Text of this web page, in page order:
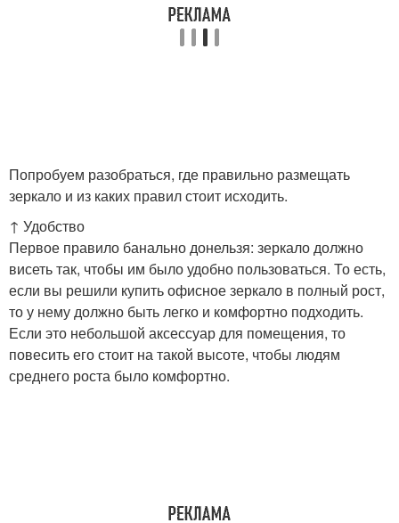
Попробуем разобраться, где правильно размещать
зеркало и из каких правил стоит исходить.
↑ Удобство
Первое правило банально донельзя: зеркало должно
висеть так, чтобы им было удобно пользоваться. То есть,
если вы решили купить офисное зеркало в полный рост,
то у нему должно быть легко и комфортно подходить.
Если это небольшой аксессуар для помещения, то
повесить его стоит на такой высоте, чтобы людям
среднего роста было комфортно.